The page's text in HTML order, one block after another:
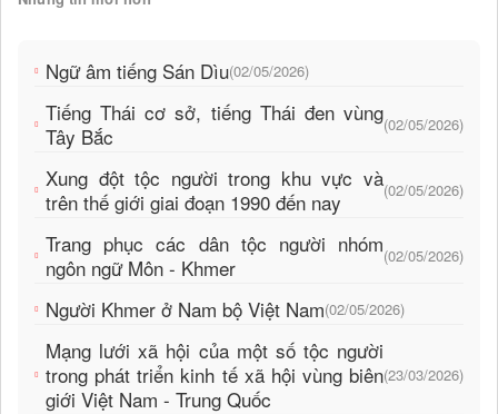
Ngữ âm tiếng Sán Dìu(02/05/2026)
Tiếng Thái cơ sở, tiếng Thái đen vùng
Tây Bắc
(02/05/2026)
Xung đột tộc người trong khu vực và
trên thế giới giai đoạn 1990 đến nay
(02/05/2026)
Trang phục các dân tộc người nhóm
ngôn ngữ Môn - Khmer
(02/05/2026)
Người Khmer ở Nam bộ Việt Nam(02/05/2026)
Mạng lưới xã hội của một số tộc người
trong phát triển kinh tế xã hội vùng biên
giới Việt Nam - Trung Quốc
(23/03/2026)